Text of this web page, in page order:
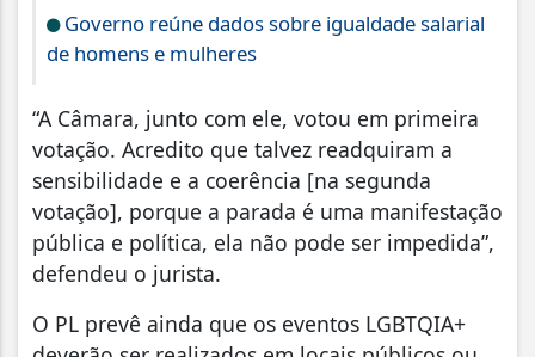
Governo reúne dados sobre igualdade salarial
de homens e mulheres
“A Câmara, junto com ele, votou em primeira
votação. Acredito que talvez readquiram a
sensibilidade e a coerência [na segunda
votação], porque a parada é uma manifestação
pública e política, ela não pode ser impedida”,
defendeu o jurista.
O PL prevê ainda que os eventos LGBTQIA+